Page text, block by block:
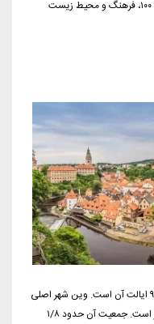
امتیاز کلی : ۹۷/۵، ثبات :۹۵ ،بهداشت و درمان: ۱۰۰، فرهنگ و محیط زیست
وین پایتخت و بزرگ‌ترین شهر اتریش و یکی از ۹ ایالت آن است. وین شهر اصلی
اتریش و مرکز فرهنگی، اقتصادی و سیاسی کشور است. جمعیت آن حدود ۱/۸